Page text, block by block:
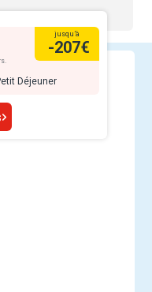
Déjeuner
jusqu’à
-207€